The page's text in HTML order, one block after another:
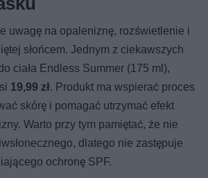
uwagę na opaleniznę, rozświetlenie i
słońcem. Jednym z ciekawszych
ciała Endless Summer (175 ml),
19,99 zł. Produkt ma wspierać proces
skórę i pomagać utrzymać efekt
Warto przy tym pamiętać, że nie
dlatego nie zastępuje
ochronę SPF.